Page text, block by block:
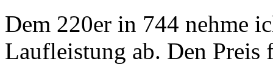
Dem 220er in 744 nehme
Laufleistung ab. Den